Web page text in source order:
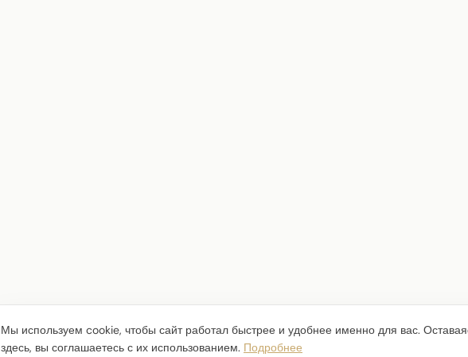
Мы используем cookie, чтобы сайт работал быстрее и удобнее именно для вас.
здесь, вы соглашаетесь с их использованием. Подробнее